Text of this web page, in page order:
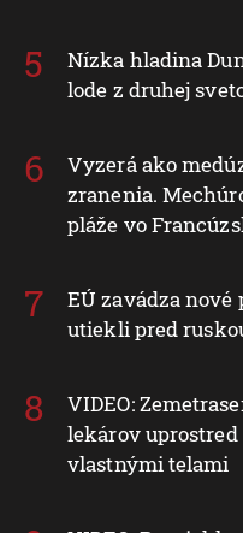
Nízka hladina
lode z druhej
Vyzerá ako
zranenia.
pláže vo
EÚ zavádza
utiekli pred
VIDEO:
lekárov
vlastnými telami